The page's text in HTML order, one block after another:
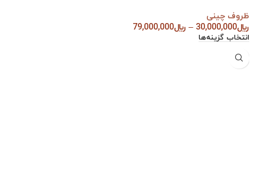
ظروف چینی
﷼30,000,000
– ﷼79,000,000
انتخاب گزینه‌ها